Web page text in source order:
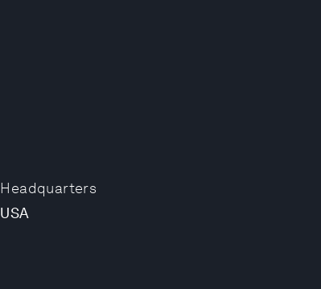
Headquarters
USA